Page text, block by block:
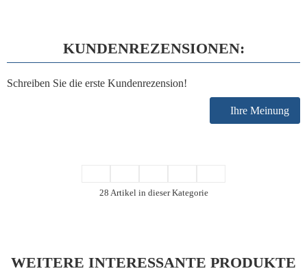
KUNDENREZENSIONEN:
Schreiben Sie die erste Kundenrezension!
Ihre Meinung
28 Artikel in dieser Kategorie
WEITERE INTERESSANTE PRODUKTE